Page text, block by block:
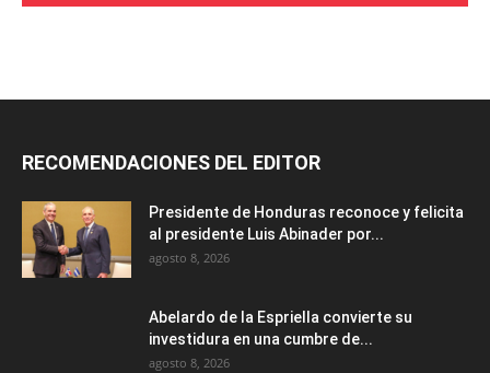
RECOMENDACIONES DEL EDITOR
Presidente de Honduras reconoce y felicita
al presidente Luis Abinader por...
agosto 8, 2026
Abelardo de la Espriella convierte su
investidura en una cumbre de...
agosto 8, 2026